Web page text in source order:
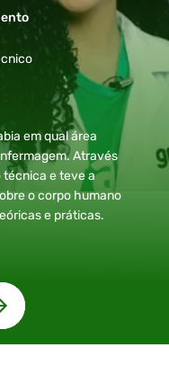
em qual área
Através
técnica e teve a
o corpo humano
e práticas.